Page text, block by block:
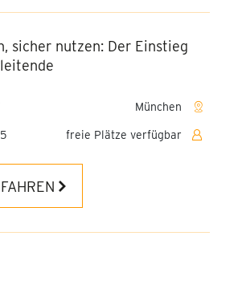
sicher nutzen: Der Einstieg
München
freie Plätze verfügbar